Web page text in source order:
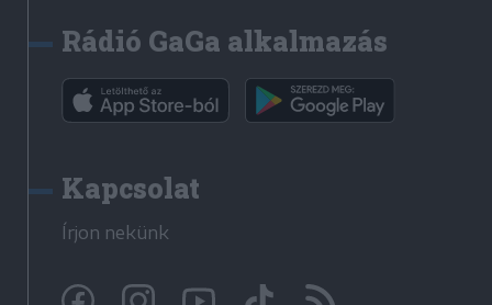
Rádió GaGa alkalmazás
Kapcsolat
Írjon nekünk